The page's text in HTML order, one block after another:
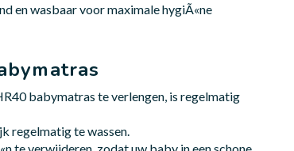
en wasbaar voor maximale hygiÃ«ne
babymatras te verlengen, is regelmatig
regelmatig te wassen.